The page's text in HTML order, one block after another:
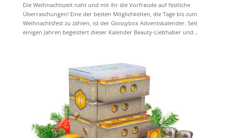
Die Weihnachtszeit naht und mit ihr die Vorfreude auf festliche
Überraschungen! Eine der besten Möglichkeiten, die Tage bis zum
Weihnachtsfest zu zählen, ist der Glossybox Adventskalender. Seit
einigen Jahren begeistert dieser Kalender Beauty-Liebhaber und...